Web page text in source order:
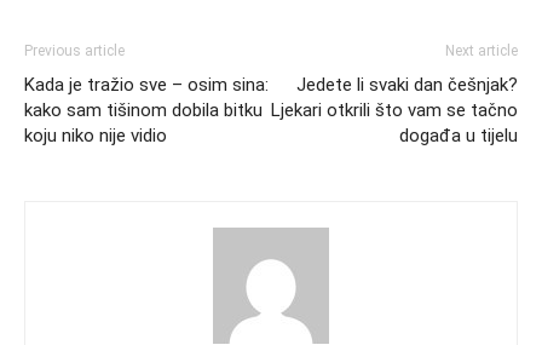
Previous article
Kada je tražio sve – osim sina:
kako sam tišinom dobila bitku
koju niko nije vidio
Next article
Jedete li svaki dan češnjak?
Ljekari otkrili što vam se tačno
događa u tijelu